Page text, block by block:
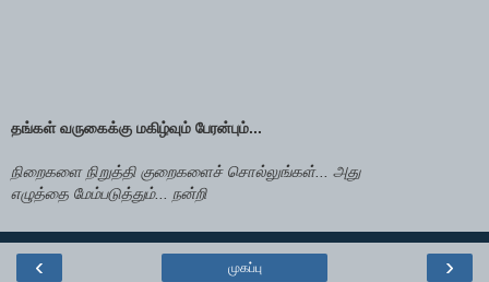
தங்கள் வருகைக்கு மகிழ்வும் பேரன்பும்...
நிறைகளை நிறுத்தி குறைகளைச் சொல்லுங்கள்... அது
எழுத்தை மேம்படுத்தும்... நன்றி
‹ ›
முகப்பு